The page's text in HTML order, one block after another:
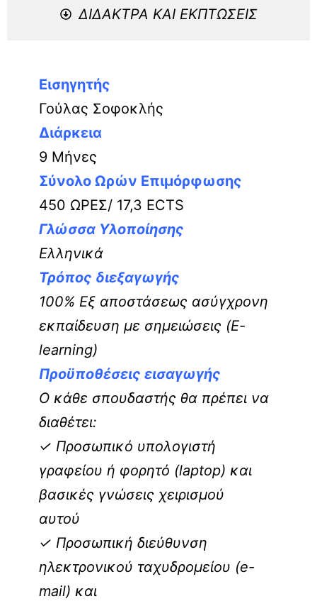
ΔΙΔΑΚΤΡΑ ΚΑΙ ΕΚΠΤΩΣΕΙΣ
Εισηγητής
Γούλας Σοφοκλής
Διάρκεια
9 Μήνες
Σύνολο Ωρών Επιμόρφωσης
450 ΩΡΕΣ/ 17,3 ECTS
Γλώσσα Υλοποίησης
Ελληνικά
Τρόπος διεξαγωγής
100% Εξ αποστάσεως ασύγχρονη
εκπαίδευση με σημειώσεις (E-
learning)
Προϋποθέσεις εισαγωγής
Ο κάθε σπουδαστής θα πρέπει να
διαθέτει:
✓ Προσωπικό υπολογιστή
γραφείου ή φορητό (laptop) και
βασικές γνώσεις χειρισμού
αυτού
✓ Προσωπική διεύθυνση
ηλεκτρονικού ταχυδρομείου (e-
mail) και